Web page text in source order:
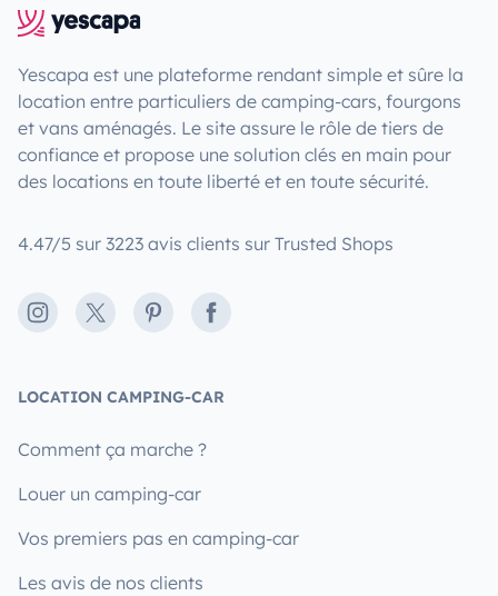
Yescapa est une plateforme rendant simple et sûre la
location entre particuliers de camping-cars, fourgons
et vans aménagés. Le site assure le rôle de tiers de
confiance et propose une solution clés en main pour
des locations en toute liberté et en toute sécurité.
4.47/5 sur 3223 avis clients sur Trusted Shops
Instagram
X PinterestFacebook
LOCATION CAMPING-CAR
Comment ça marche ?
Louer un camping-car
Vos premiers pas en camping-car
Les avis de nos clients